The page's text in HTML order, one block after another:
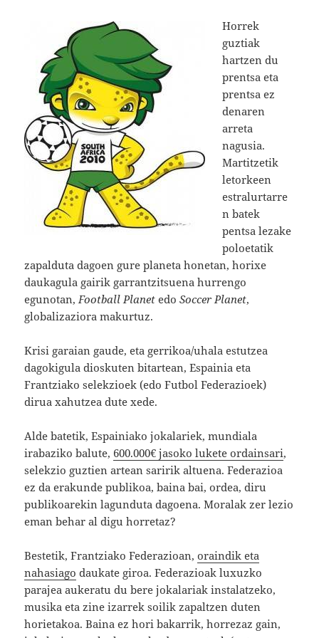
Horrek
guztiak
hartzen du
prentsa eta
prentsa ez
denaren
arreta
nagusia.
Martitzetik
letorkeen
estralurtarre
n batek
pentsa lezake
poloetatik
zapalduta dagoen gure planeta honetan, horixe
daukagula gairik garrantzitsuena hurrengo
egunotan, Football Planet edoSoccer Planet,
globalizaziora makurtuz.
Krisi garaian gaude, eta gerrikoa/uhala estutzea
dagokigula dioskuten bitartean, Espainia eta
Frantziako selekzioek (edo Futbol Federazioek)
dirua xahutzea dute xede.
Alde batetik, Espainiako jokalariek, mundiala
irabaziko balute, 600.000€ jasoko lukete ordainsari,
selekzio guztien artean saririk altuena. Federazioa
ez da erakunde publikoa, baina bai, ordea, diru
publikoarekin lagunduta dagoena. Moralak zer lezio
eman behar al digu horretaz?
Bestetik, Frantziako Federazioan,oraindik eta
nahasiago daukate giroa. Federazioak luxuzko
parajea aukeratu du bere jokalariak instalatzeko,
musika eta zine izarrek soilik zapaltzen duten
horietakoa. Baina ez hori bakarrik, horrezaz gain,